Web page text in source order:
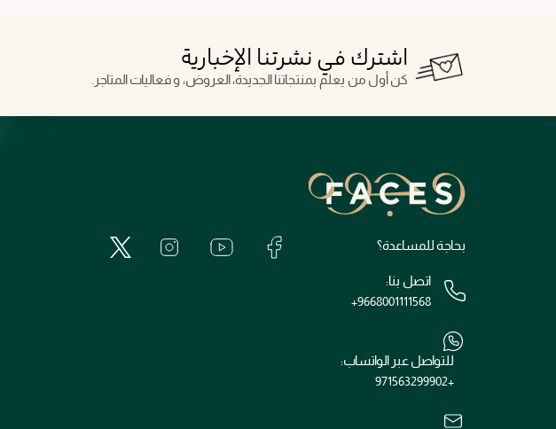
اشترك في نشرتنا الإخبارية
كن أول من يعلم بمنتجاتنا الجديدة، العروض، و فعاليات المتاجر.
بحاجة للمساعدة؟
اتصل بنا:
+9668001111568
للتواصل عبر الواتساب:
+971563299902